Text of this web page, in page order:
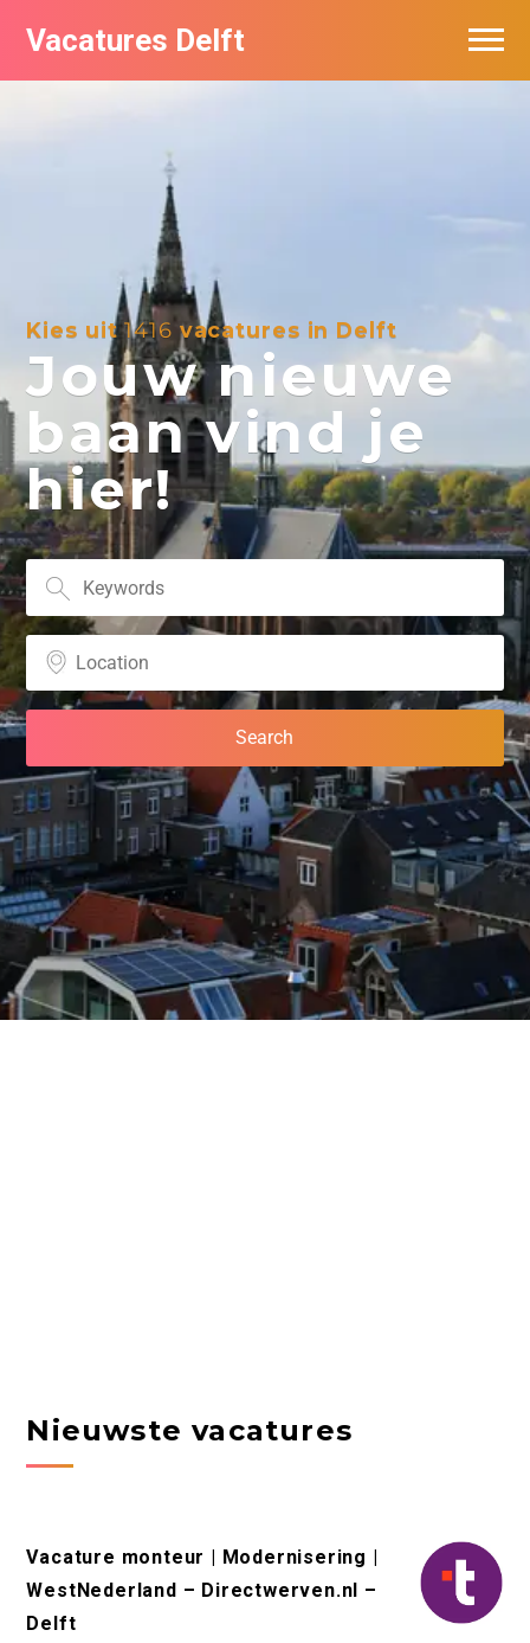
Vacatures Delft
Kies uit1416 vacatures in Delft
Jouw nieuwe
baan vind je
hier!
Nieuwste vacatures
Vacature monteur | Modernisering |
WestNederland – Directwerven.nl –
Delft
Vacatures per bedrijf in Delft